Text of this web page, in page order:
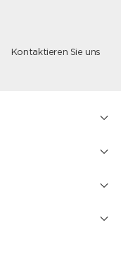
Kontaktieren Sie uns